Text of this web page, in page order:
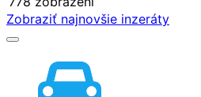
Zobraziť najnovšie inzeráty